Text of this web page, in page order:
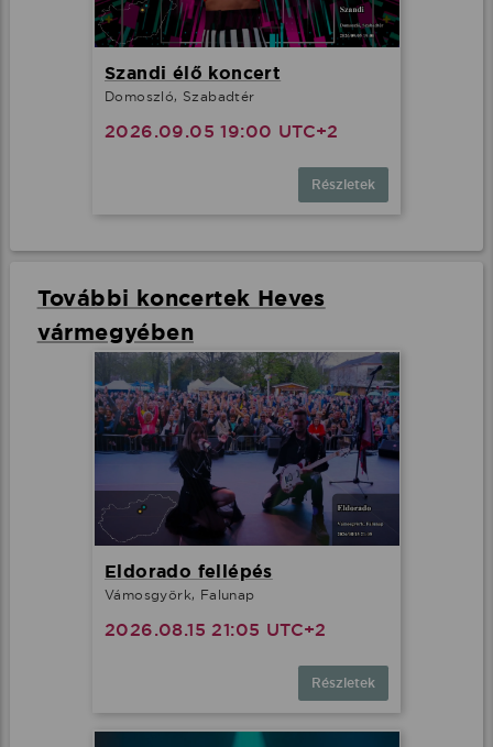
Szandi élő koncert
Domoszló, Szabadtér
2026.09.05 19:00 UTC+2
Részletek
További koncertek Heves
vármegyében
Eldorado fellépés
Vámosgyörk, Falunap
2026.08.15 21:05 UTC+2
Részletek